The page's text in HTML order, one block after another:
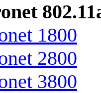
1800
2800
3800